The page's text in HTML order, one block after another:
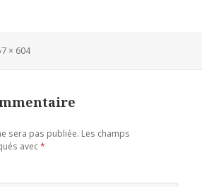
× 604
sera pas publiée. Les champs
avec*